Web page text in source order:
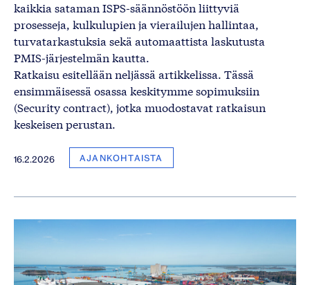
kaikkia sataman ISPS-säännöstöön liittyviä
prosesseja, kulkulupien ja vierailujen hallintaa,
turvatarkastuksia sekä automaattista laskutusta
PMIS-järjestelmän kautta.
Ratkaisu esitellään neljässä artikkelissa. Tässä
ensimmäisessä osassa keskitymme sopimuksiin
(Security contract), jotka muodostavat ratkaisun
keskeisen perustan.
16.2.2026 AJANKOHTAISTA